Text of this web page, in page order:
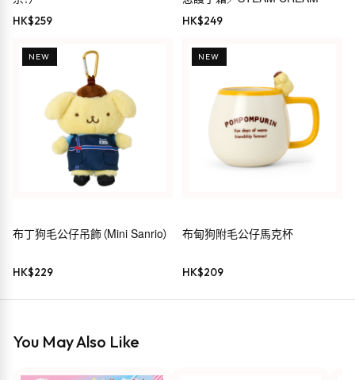
HK$259 HK$249
NEW
布丁狗毛公仔吊飾（Mini Sanrio）
HK$229
NEW
布甸狗附毛公仔馬克杯
HK$209
You May Also Like